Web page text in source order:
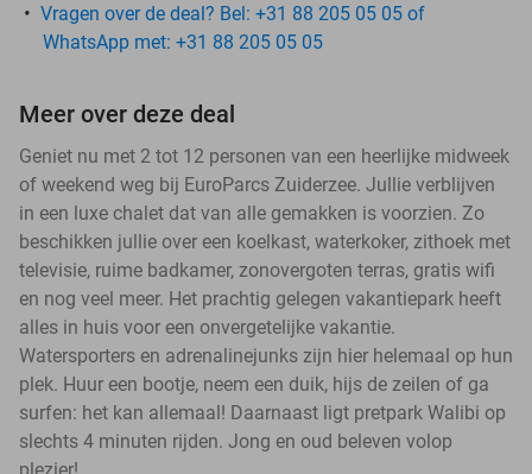
Vragen over de deal? Bel: +31 88 205 05 05 of
WhatsApp met: +31 88 205 05 05
Meer over deze deal
Geniet nu met 2 tot 12 personen van een heerlijke midweek
of weekend weg bij EuroParcs Zuiderzee. Jullie verblijven
in een luxe chalet dat van alle gemakken is voorzien. Zo
beschikken jullie over een koelkast, waterkoker, zithoek met
televisie, ruime badkamer, zonovergoten terras, gratis wifi
en nog veel meer. Het prachtig gelegen vakantiepark heeft
alles in huis voor een onvergetelijke vakantie.
Watersporters en adrenalinejunks zijn hier helemaal op hun
plek. Huur een bootje, neem een duik, hijs de zeilen of ga
surfen: het kan allemaal! Daarnaast ligt pretpark Walibi op
slechts 4 minuten rijden. Jong en oud beleven volop